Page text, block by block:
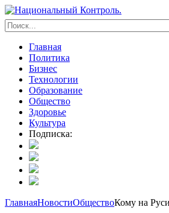
Главная
Политика
Бизнес
Технологии
Образование
Общество
Здоровье
Культура
Подписка:
ГлавнаяНовостиОбществоКому на